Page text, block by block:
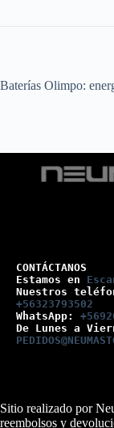
Baterías Olimpo:
CONTÁCTANOS
Estamos en
Nuestros
+56323793502
WhatsApp:
De Lunes a
Sitio realizado por
reembolsos y